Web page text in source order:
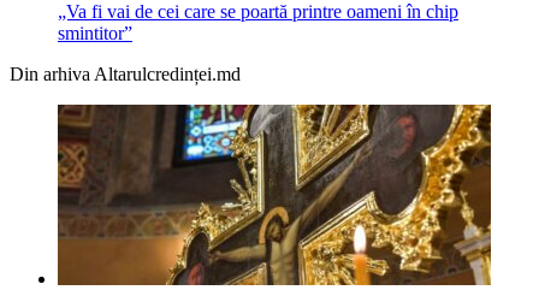
„Va fi vai de cei care se poartă printre oameni în chip
smintitor”
Din arhiva Altarulcredinței.md